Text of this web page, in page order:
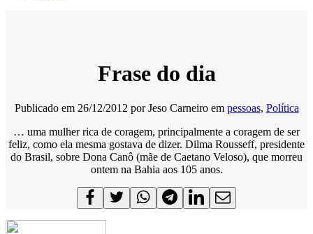
Frase do dia
Publicado em 26/12/2012 porJeso Carneiro em pessoas, Política
… uma mulher rica de coragem, principalmente a coragem de ser
feliz, como ela mesma gostava de dizer. Dilma Rousseff, presidente
do Brasil, sobre Dona Canô (mãe de Caetano Veloso), que morreu
ontem na Bahia aos 105 anos.